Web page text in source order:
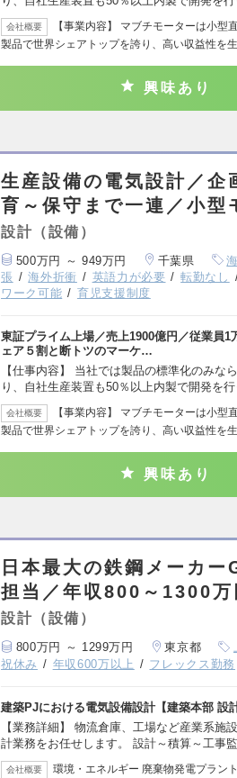
会社概要
【事業内容】 マブチモーターは小
製品で世界シェアトップを誇り、高い収益性を
興味あり
生産設備の電気設計／企
育～保守まで一連／小型
設計（設備）
500万円 ～ 949万円 千葉県
張
海外折衝 英語力が必要 転勤なし
ワーク可能
育児支援制度
東証プライム上場／売上1900億円／従業員
ェア５割と断トツのマーケ…
【仕事内容】 当社では製品の標準化のみな
り、自社生産装置も50％以上内製で開発を
会社概要
【事業内容】 マブチモーターは小
製品で世界シェアトップを誇り、高い収益性を
興味あり
日本最大の鉄鋼メーカ
担当／年収800～1300万
設計（設備）
800万円 ～ 1299万円 東京都
祝休み
年収600万以上 フレックス勤務
建築PJにおける電気設備設計【建築本部 設
【業務詳細】 物流倉庫、工場など産業系施
計業務をお任せします。 設計～積算～工事
会社概要
環境・エネルギー 廃棄物発電プラン